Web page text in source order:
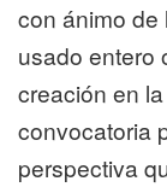
con ánimo de
usado entero
creación en
convocatoria
perspectiva